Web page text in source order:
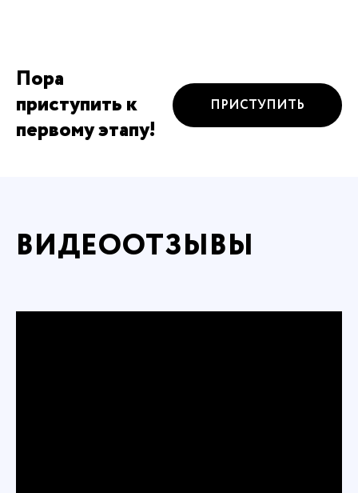
Пора
приступить к
первому этапу!
ПРИСТУПИТЬ
ВИДЕООТЗЫВЫ